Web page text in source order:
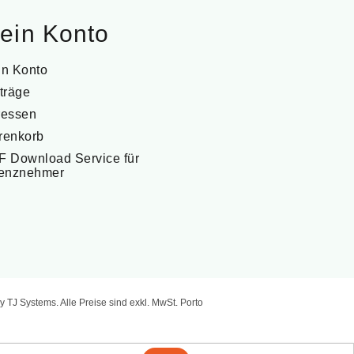
Konto
Konto
Download Service für
TJ Systems.Alle Preise sind exkl. MwSt. Porto